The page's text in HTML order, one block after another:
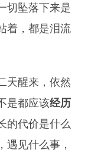
切坠落下来是
着，都是泪流
天醒来，依然
是都应该经历
的代价是什么
遇见什么事，